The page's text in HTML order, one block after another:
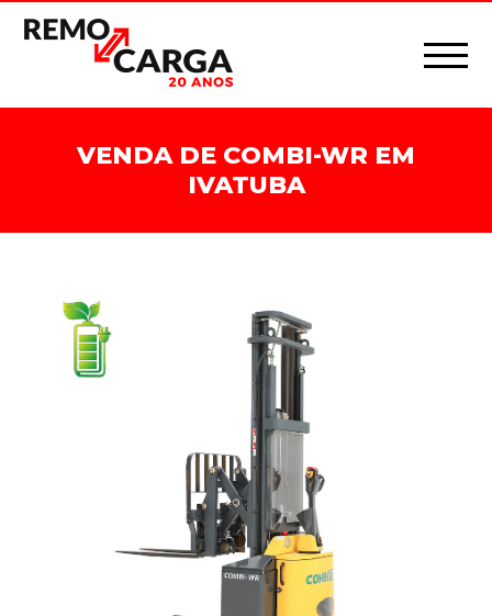
VENDA DE COMBI-WR EM
IVATUBA